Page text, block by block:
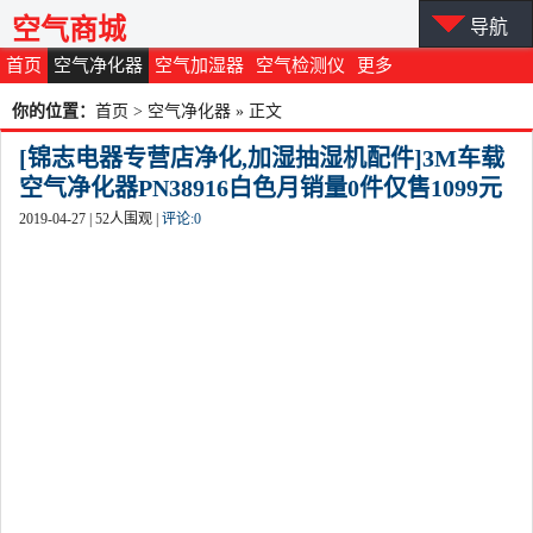
首页 空气净化器 空气加湿器 空气检测仪 更多
空气商城 导航
你的位置： 首页 > 空气净化器 » 正文
[锦志电器专营店净化,加湿抽湿机配件]3M车载
空气净化器PN38916白色月销量0件仅售1099元
2019-04-27 | 52人围观 | 评论:0